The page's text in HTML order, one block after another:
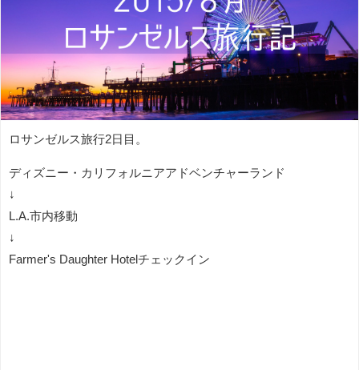
ロサンゼルス旅行2日目。
ディズニー・カリフォルニアアドベンチャーランド
↓
L.A.市内移動
↓
Farmer's Daughter Hotelチェックイン